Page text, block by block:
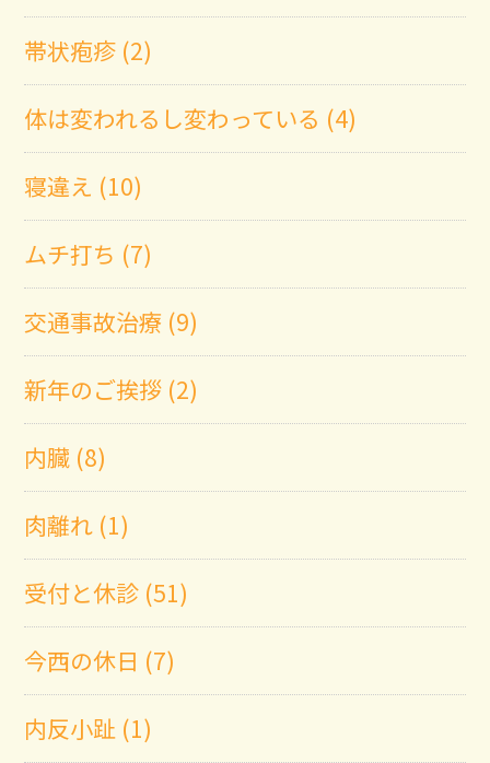
帯状疱疹 (2)
体は変われるし変わっている (4)
寝違え (10)
ムチ打ち (7)
交通事故治療 (9)
新年のご挨拶 (2)
内臓 (8)
肉離れ (1)
受付と休診 (51)
今西の休日 (7)
内反小趾 (1)